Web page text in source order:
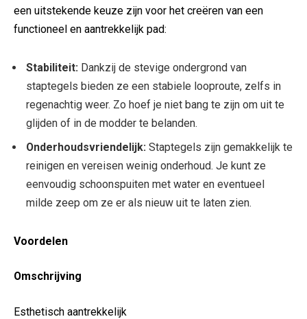
een uitstekende ‍keuze zijn voor​ het creëren van een
functioneel en aantrekkelijk pad:
Stabiliteit: Dankzij de stevige ondergrond ‌van‍
staptegels bieden ze een ‍stabiele looproute, zelfs in
regenachtig weer. Zo hoef je niet bang te zijn om uit ‌te
glijden of in de modder te‌ belanden.
Onderhoudsvriendelijk: Staptegels zijn gemakkelijk te
⁢reinigen en ‍vereisen weinig onderhoud. ⁣Je kunt ze
eenvoudig schoonspuiten met water en eventueel
milde zeep om ze er​ als nieuw uit te laten‌ zien.
Voordelen
Omschrijving
Esthetisch‌ aantrekkelijk